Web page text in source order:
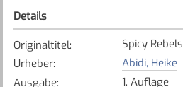
Details
Originaltitel:
Spicy Rebels
Urheber:
Abidi, Heike
Ausgabe:
1. Auflage